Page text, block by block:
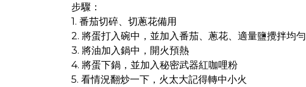
步驟：
1. 番茄切碎、切蔥花備用
2. 將蛋打入碗中，並加入番茄、蔥花、適量鹽攪拌均勻
3. 將油加入鍋中，開火預熱
4. 將蛋下鍋，並加入秘密武器紅咖哩粉
5. 看情況翻炒一下，火太大記得轉中小火